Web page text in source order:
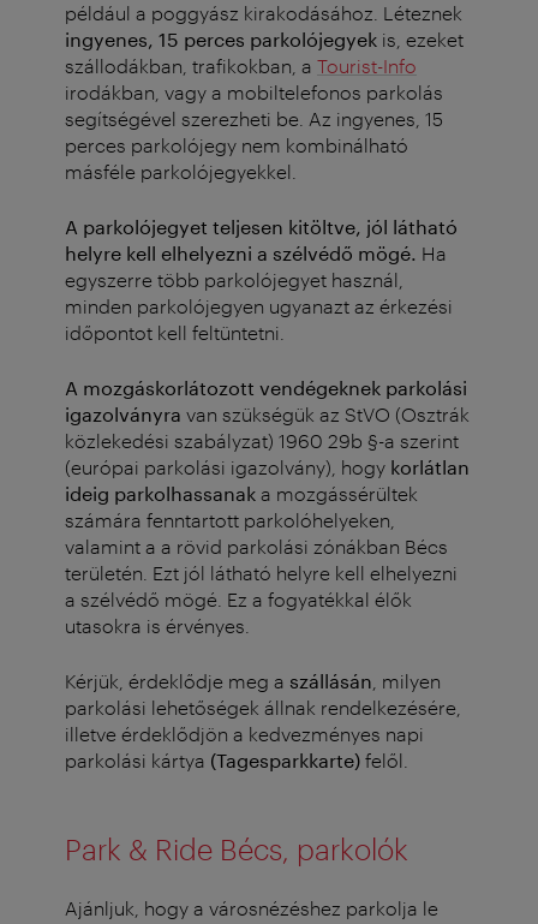
például a poggyász kirakodásához. Léteznek
ingyenes, 15 perces parkolójegyek is, ezeket
szállodákban, trafikokban, a Tourist-Info
irodákban, vagy a mobiltelefonos parkolás
segítségével szerezheti be. Az ingyenes, 15
perces parkolójegy nem kombinálható
másféle parkolójegyekkel.
A parkolójegyet teljesen kitöltve, jól látható
helyre kell elhelyezni a szélvédő mögé. Ha
egyszerre több parkolójegyet használ,
minden parkolójegyen ugyanazt az érkezési
időpontot kell feltüntetni.
A mozgáskorlátozott vendégeknek parkolási
igazolványra van szükségük az StVO (Osztrák
közlekedési szabályzat) 1960 29b §-a szerint
(európai parkolási igazolvány), hogy korlátlan
ideig parkolhassanak a mozgássérültek
számára fenntartott parkolóhelyeken,
valamint a a rövid parkolási zónákban Bécs
területén. Ezt jól látható helyre kell elhelyezni
a szélvédő mögé. Ez a fogyatékkal élők
utasokra is érvényes.
Kérjük, érdeklődje meg a szállásán , milyen
parkolási lehetőségek állnak rendelkezésére,
illetve érdeklődjön a kedvezményes napi
parkolási kártya (Tagesparkkarte) felől.
Park & Ride Bécs, parkolók
Ajánljuk, hogy a városnézéshez parkolja le